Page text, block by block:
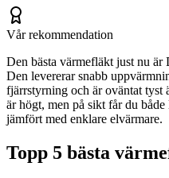
Vår rekommendation
Den bästa värmefläkt just nu
Den levererar snabb
fjärrstyrning och är oväntat tyst
är högt, men på sikt får du
jämfört med enklare elvärmare.
Topp 5 bästa